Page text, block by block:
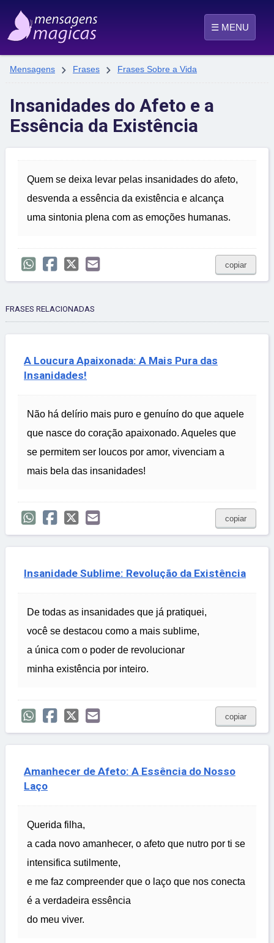
☰ MENU
Mensagens  Frases  Frases Sobre a Vida
Insanidades do Afeto e a
Essência da Existência
Quem se deixa levar pelas insanidades do afeto,
desvenda a essência da existência e alcança
uma sintonia plena com as emoções humanas.
copiar
FRASES RELACIONADAS
A Loucura Apaixonada: A Mais Pura das
Insanidades!
Não há delírio mais puro e genuíno do que aquele
que nasce do coração apaixonado. Aqueles que
se permitem ser loucos por amor, vivenciam a
mais bela das insanidades!
copiar
Insanidade Sublime: Revolução da Existência
De todas as insanidades que já pratiquei,
você se destacou como a mais sublime,
a única com o poder de revolucionar
minha existência por inteiro.
copiar
Amanhecer de Afeto: A Essência do Nosso
Laço
Querida filha,
a cada novo amanhecer, o afeto que nutro por ti se
intensifica sutilmente,
e me faz compreender que o laço que nos conecta
é a verdadeira essência
do meu viver.